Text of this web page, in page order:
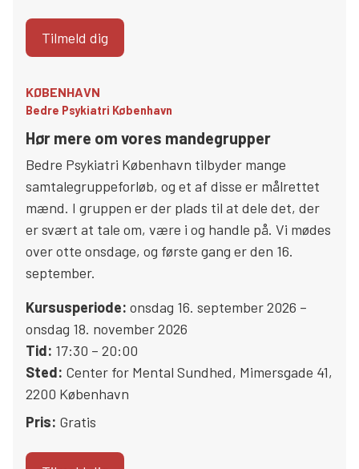
Tilmeld dig
KØBENHAVN
Bedre Psykiatri København
Hør mere om vores mandegrupper
Bedre Psykiatri København tilbyder mange
samtalegruppeforløb, og et af disse er målrettet
mænd. I gruppen er der plads til at dele det, der
er svært at tale om, være i og handle på. Vi mødes
over otte onsdage, og første gang er den 16.
september.
Kursusperiode: onsdag 16. september 2026 –
onsdag 18. november 2026
Tid: 17:30 – 20:00
Sted: Center for Mental Sundhed, Mimersgade 41,
2200 København
Pris: Gratis